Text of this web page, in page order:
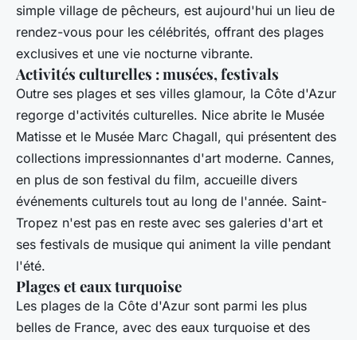
simple village de pêcheurs, est aujourd'hui un lieu de
rendez-vous pour les célébrités, offrant des plages
exclusives et une vie nocturne vibrante.
Activités culturelles : musées, festivals
Outre ses plages et ses villes glamour, la Côte d'Azur
regorge d'activités culturelles. Nice abrite le Musée
Matisse et le Musée Marc Chagall, qui présentent des
collections impressionnantes d'art moderne. Cannes,
en plus de son festival du film, accueille divers
événements culturels tout au long de l'année. Saint-
Tropez n'est pas en reste avec ses galeries d'art et
ses festivals de musique qui animent la ville pendant
l'été.
Plages et eaux turquoise
Les plages de la Côte d'Azur sont parmi les plus
belles de France, avec des eaux turquoise et des